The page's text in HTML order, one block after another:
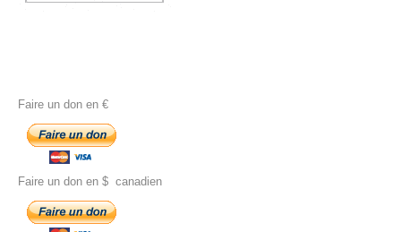
Faire un don en €
Faire un don en $ canadien